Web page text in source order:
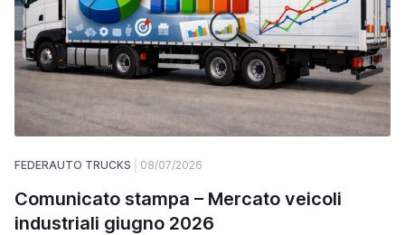
FEDERAUTO TRUCKS 08/07/2026
Comunicato stampa – Mercato veicoli
industriali giugno 2026